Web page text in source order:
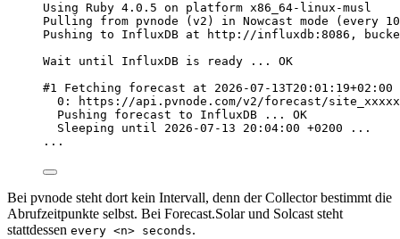
Using Ruby 4 . 0 . 5 on platform x86_64-linux-musl
Pulling from pvnode (v2) in Nowcast mode (every 10
Pushing to InfluxDB at
http://influxdb:8086 ,
Wait until InfluxDB is ready ... OK
#1 Fetching forecast at 2026-07-13T20:01:19+02:00
0 :
https://api.pvnode.com/v2/forecast/
Pushing forecast to InfluxDB ... OK
Sleeping until 2026-07-13 20:04:00 +0200 ...
...
Bei pvnode steht dort kein Intervall, denn der Collector bestimmt die
Abrufzeitpunkte selbst. Bei Forecast.Solar und Solcast steht
stattdessen every <n> seconds.